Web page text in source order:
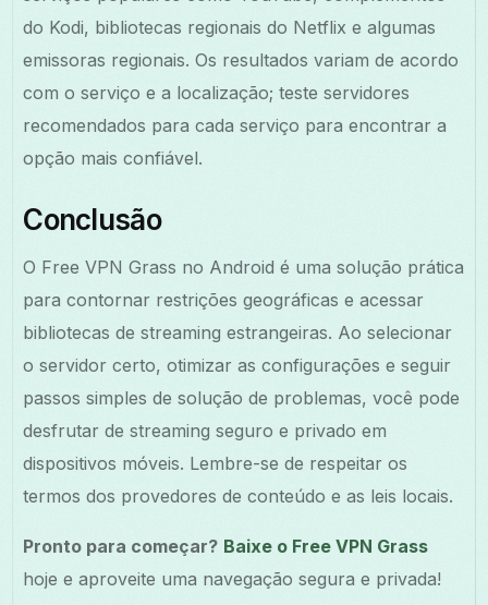
do Kodi, bibliotecas regionais do Netflix e algumas
emissoras regionais. Os resultados variam de acordo
com o serviço e a localização; teste servidores
recomendados para cada serviço para encontrar a
opção mais confiável.
Conclusão
O Free VPN Grass no Android é uma solução prática
para contornar restrições geográficas e acessar
bibliotecas de streaming estrangeiras. Ao selecionar
o servidor certo, otimizar as configurações e seguir
passos simples de solução de problemas, você pode
desfrutar de streaming seguro e privado em
dispositivos móveis. Lembre-se de respeitar os
termos dos provedores de conteúdo e as leis locais.
Pronto para começar? Baixe o Free VPN Grass
hoje e aproveite uma navegação segura e privada!